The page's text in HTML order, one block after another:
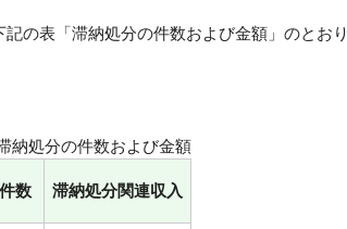
の表「滞納処分の件数および金額」のとおり
納処分の件数および金額
数 滞納処分関連収入